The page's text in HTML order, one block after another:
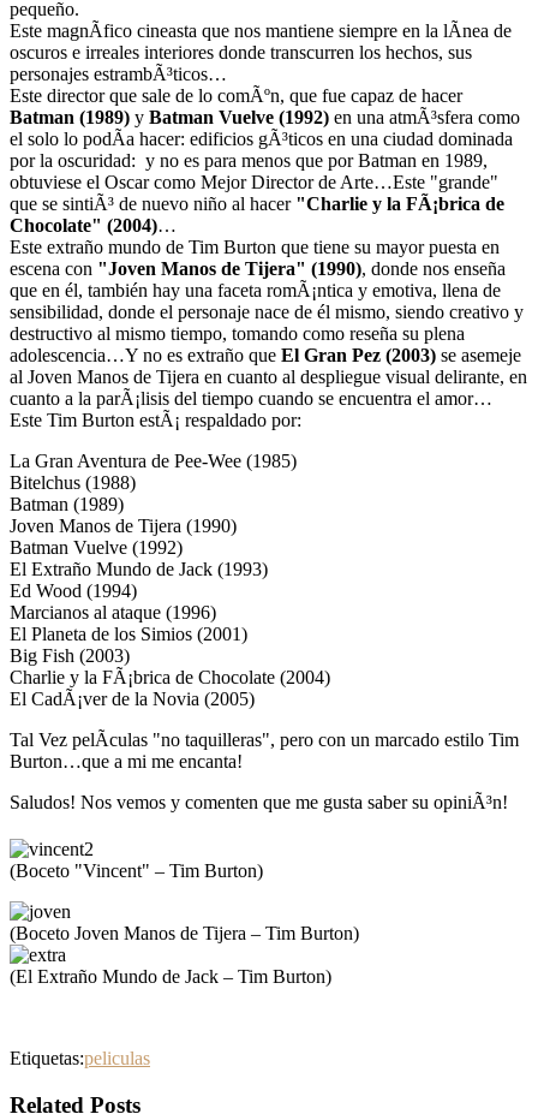
pequeño.
Este magnÃ­fico cineasta que nos mantiene siempre en la lÃ­nea de
oscuros e irreales interiores donde transcurren los hechos, sus
personajes estrambÃ³ticos…
Este director que sale de lo comÃºn, que fue capaz de hacer
Batman (1989) y Batman Vuelve (1992) en una atmÃ³sfera como
el solo lo podÃ­a hacer: edificios gÃ³ticos en una ciudad dominada
por la oscuridad: y no es para menos que por Batman en 1989,
obtuviese el Oscar como Mejor Director de Arte…Este "grande"
que se sintiÃ³ de nuevo niño al hacer "Charlie y la FÃ¡brica de
Chocolate" (2004)…
Este extraño mundo de Tim Burton que tiene su mayor puesta en
escena con "Joven Manos de Tijera" (1990), donde nos enseña
que en él, también hay una faceta romÃ¡ntica y emotiva, llena de
sensibilidad, donde el personaje nace de él mismo, siendo creativo y
destructivo al mismo tiempo, tomando como reseña su plena
adolescencia…Y no es extraño que El Gran Pez (2003) se asemeje
al Joven Manos de Tijera en cuanto al despliegue visual delirante, en
cuanto a la parÃ¡lisis del tiempo cuando se encuentra el amor…
Este Tim Burton estÃ¡ respaldado por:
La Gran Aventura de Pee-Wee (1985)
Bitelchus (1988)
Batman (1989)
Joven Manos de Tijera (1990)
Batman Vuelve (1992)
El Extraño Mundo de Jack (1993)
Ed Wood (1994)
Marcianos al ataque (1996)
El Planeta de los Simios (2001)
Big Fish (2003)
Charlie y la FÃ¡brica de Chocolate (2004)
El CadÃ¡ver de la Novia (2005)
Tal Vez pelÃ­culas "no taquilleras", pero con un marcado estilo Tim
Burton…que a mi me encanta!
Saludos! Nos vemos y comenten que me gusta saber su opiniÃ³n!
(Boceto "Vincent" – Tim Burton)
(Boceto Joven Manos de Tijera – Tim Burton)
(El Extraño Mundo de Jack – Tim Burton)
Etiquetas:peliculas
Related Posts